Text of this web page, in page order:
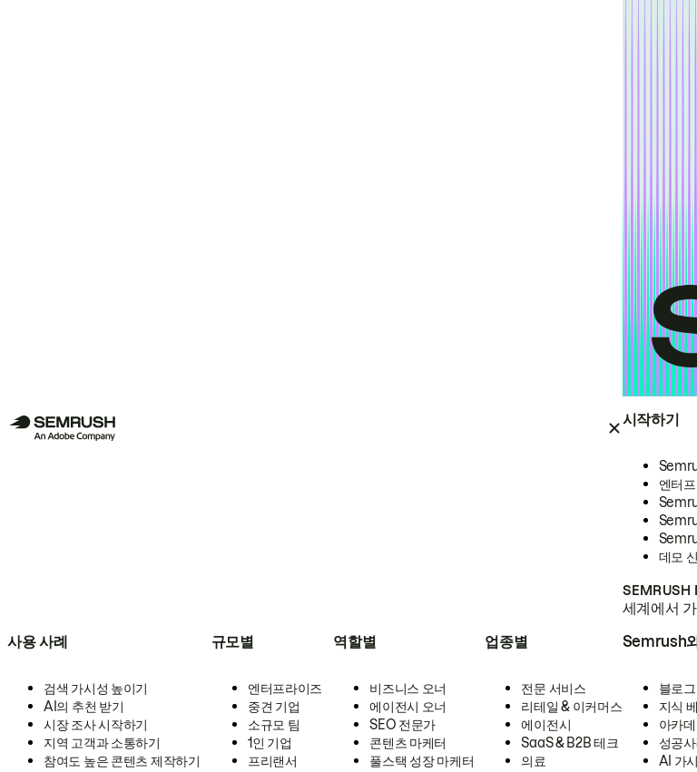
시작하기
엔터
데모
SEMRUSH
세계에서
사용 사례
검색 가시성 높이기
AI의 추천 받기
시장 조사 시작하기
지역 고객과 소통하기
참여도 높은 콘텐츠 제작하기
규모별
엔터프라이즈
중견 기업
소규모 팀
1인 기업
프리랜서
역할별
비즈니스 오너
에이전시 오너
SEO 전문가
콘텐츠 마케터
풀스택 성장 마케터
업종별
전문 서비스
리테일 & 이커머스
에이전시
SaaS & B2B 테크
의료
Semrush
블로그
지식
아카
성공
AI 가